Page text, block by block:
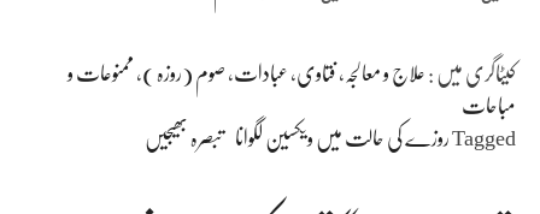
کیٹاگری میں : علاج و معالجہ ، فتاوی، عبادات، صوم (روزہ )، ممنوعات و
مباحات
Taggedروزے کی حالت میں ویکسین لگوانا تبصرہ بھیجیں